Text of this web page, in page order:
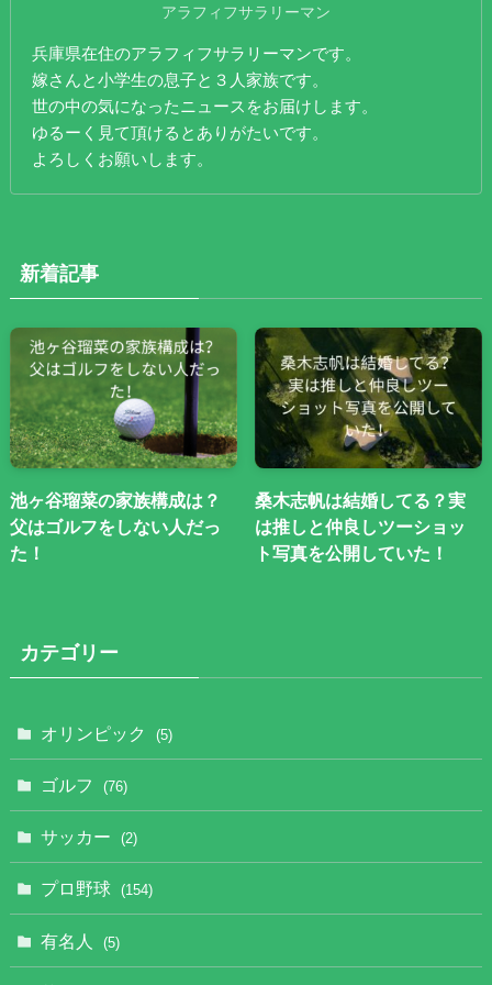
アラフィフサラリーマン
兵庫県在住のアラフィフサラリーマンです。
嫁さんと小学生の息子と３人家族です。
世の中の気になったニュースをお届けします。
ゆるーく見て頂けるとありがたいです。
よろしくお願いします。
新着記事
池ヶ谷瑠菜の家族構成は？
父はゴルフをしない人だっ
た！
桑木志帆は結婚してる？実
は推しと仲良しツーショッ
ト写真を公開していた！
カテゴリー
オリンピック (5)
ゴルフ (76)
サッカー (2)
プロ野球 (154)
有名人 (5)